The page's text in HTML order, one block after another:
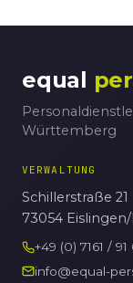
equal
Württemberg
VERWALTUNG
Schillerstraße 21
73054 Eislingen/
+49 (0) 7161 /
info@equal-